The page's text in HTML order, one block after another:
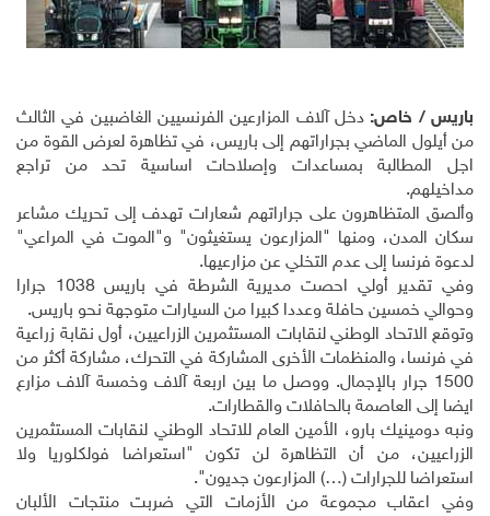
باريس / خاص: دخل آلاف المزارعين الفرنسيين الغاضبين في الثالث
من أيلول الماضي بجراراتهم إلى باريس، في تظاهرة لعرض القوة من
اجل المطالبة بمساعدات وإصلاحات اساسية تحد من تراجع
مداخيلهم.
وألصق المتظاهرون على جراراتهم شعارات تهدف إلى تحريك مشاعر
سكان المدن، ومنها "المزارعون يستغيثون" و"الموت في المراعي"
لدعوة فرنسا إلى عدم التخلي عن مزارعيها.
وفي تقدير أولي احصت مديرية الشرطة في باريس 1038 جرارا
وحوالي خمسين حافلة وعددا كبيرا من السيارات متوجهة نحو باريس.
وتوقع الاتحاد الوطني لنقابات المستثمرين الزراعيين، أول نقابة زراعية
في فرنسا، والمنظمات الأخرى المشاركة في التحرك، مشاركة أكثر من
1500 جرار بالإجمال. ووصل ما بين اربعة آلاف وخمسة آلاف مزارع
ايضا إلى العاصمة بالحافلات والقطارات.
ونبه دومينيك بارو، الأمين العام للاتحاد الوطني لنقابات المستثمرين
الزراعيين، من أن التظاهرة لن تكون "استعراضا فولكلوريا ولا
استعراضا للجرارات (…) المزارعون جديون".
وفي اعقاب مجموعة من الأزمات التي ضربت منتجات الألبان